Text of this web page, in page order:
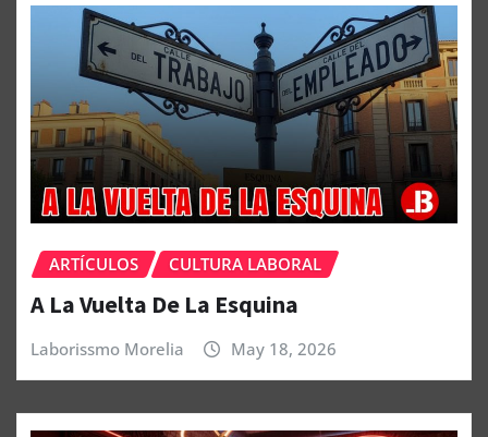
ARTÍCULOS CULTURA LABORAL
A La Vuelta De La Esquina
Laborissmo Morelia May 18, 2026